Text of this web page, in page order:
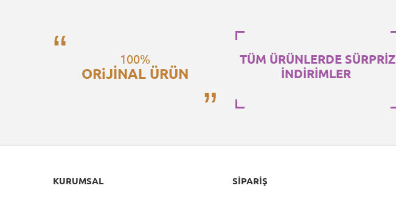
100%
ORiJİNAL ÜRÜN
TÜM ÜRÜNLERDE SÜRPRİZ
İNDİRİMLER
KURUMSAL SIPARIŞ